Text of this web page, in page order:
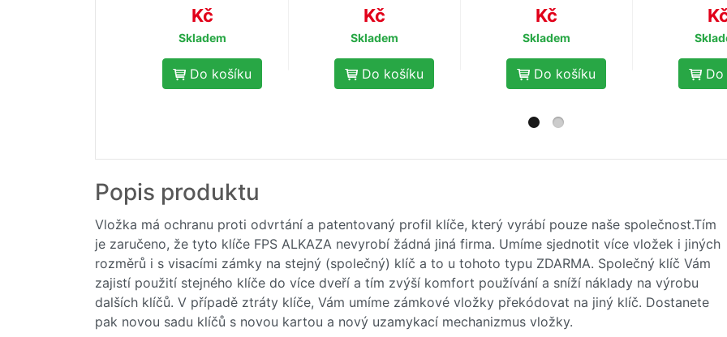
Kč
Do košíku
Skladem
Kč
Do košíku
Skladem
Kč
Do košíku
Skladem
Do
- 10
Klíč EVVA k vložce FPS
206,- Kč 185,- Kč
Do košíku
Skladem
Popis produktu
Vložka má ochranu proti odvrtání a patentovaný profil klíče, který vyrábí pouze naše společnost.Tím
je zaručeno, že tyto klíče FPS ALKAZA nevyrobí žádná jiná firma. Umíme sjednotit více vložek i jiných
rozměrů i s visacími zámky na stejný (společný) klíč a to u tohoto typu ZDARMA. Společný klíč Vám
zajistí použití stejného klíče do více dveří a tím zvýší komfort používání a sníží náklady na výrobu
dalších klíčů. V případě ztráty klíče, Vám umíme zámkové vložky překódovat na jiný klíč. Dostanete
pak novou sadu klíčů s novou kartou a nový uzamykací mechanizmus vložky.